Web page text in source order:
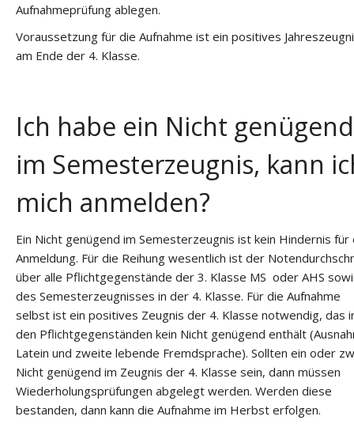
Aufnahmeprüfung ablegen.
Voraussetzung für die Aufnahme ist ein positives
am Ende der 4. Klasse.
Ich habe ein Nicht genügend
im Semesterzeugnis, kann
mich anmelden?
Ein Nicht genügend im Semesterzeugnis ist kein Hindernis für
Anmeldung. Für die Reihung wesentlich ist der
über alle Pflichtgegenstände der 3. Klasse MS oder AHS
des Semesterzeugnisses in der 4. Klasse. Für die Aufnahme
selbst ist ein positives Zeugnis der 4. Klasse notwendig, das
den Pflichtgegenständen kein Nicht genügend enthält
Latein und zweite lebende Fremdsprache). Sollten ein oder
Nicht genügend im Zeugnis der 4. Klasse sein, dann müssen
Wiederholungsprüfungen abgelegt werden. Werden diese
bestanden, dann kann die Aufnahme im Herbst erfolgen.